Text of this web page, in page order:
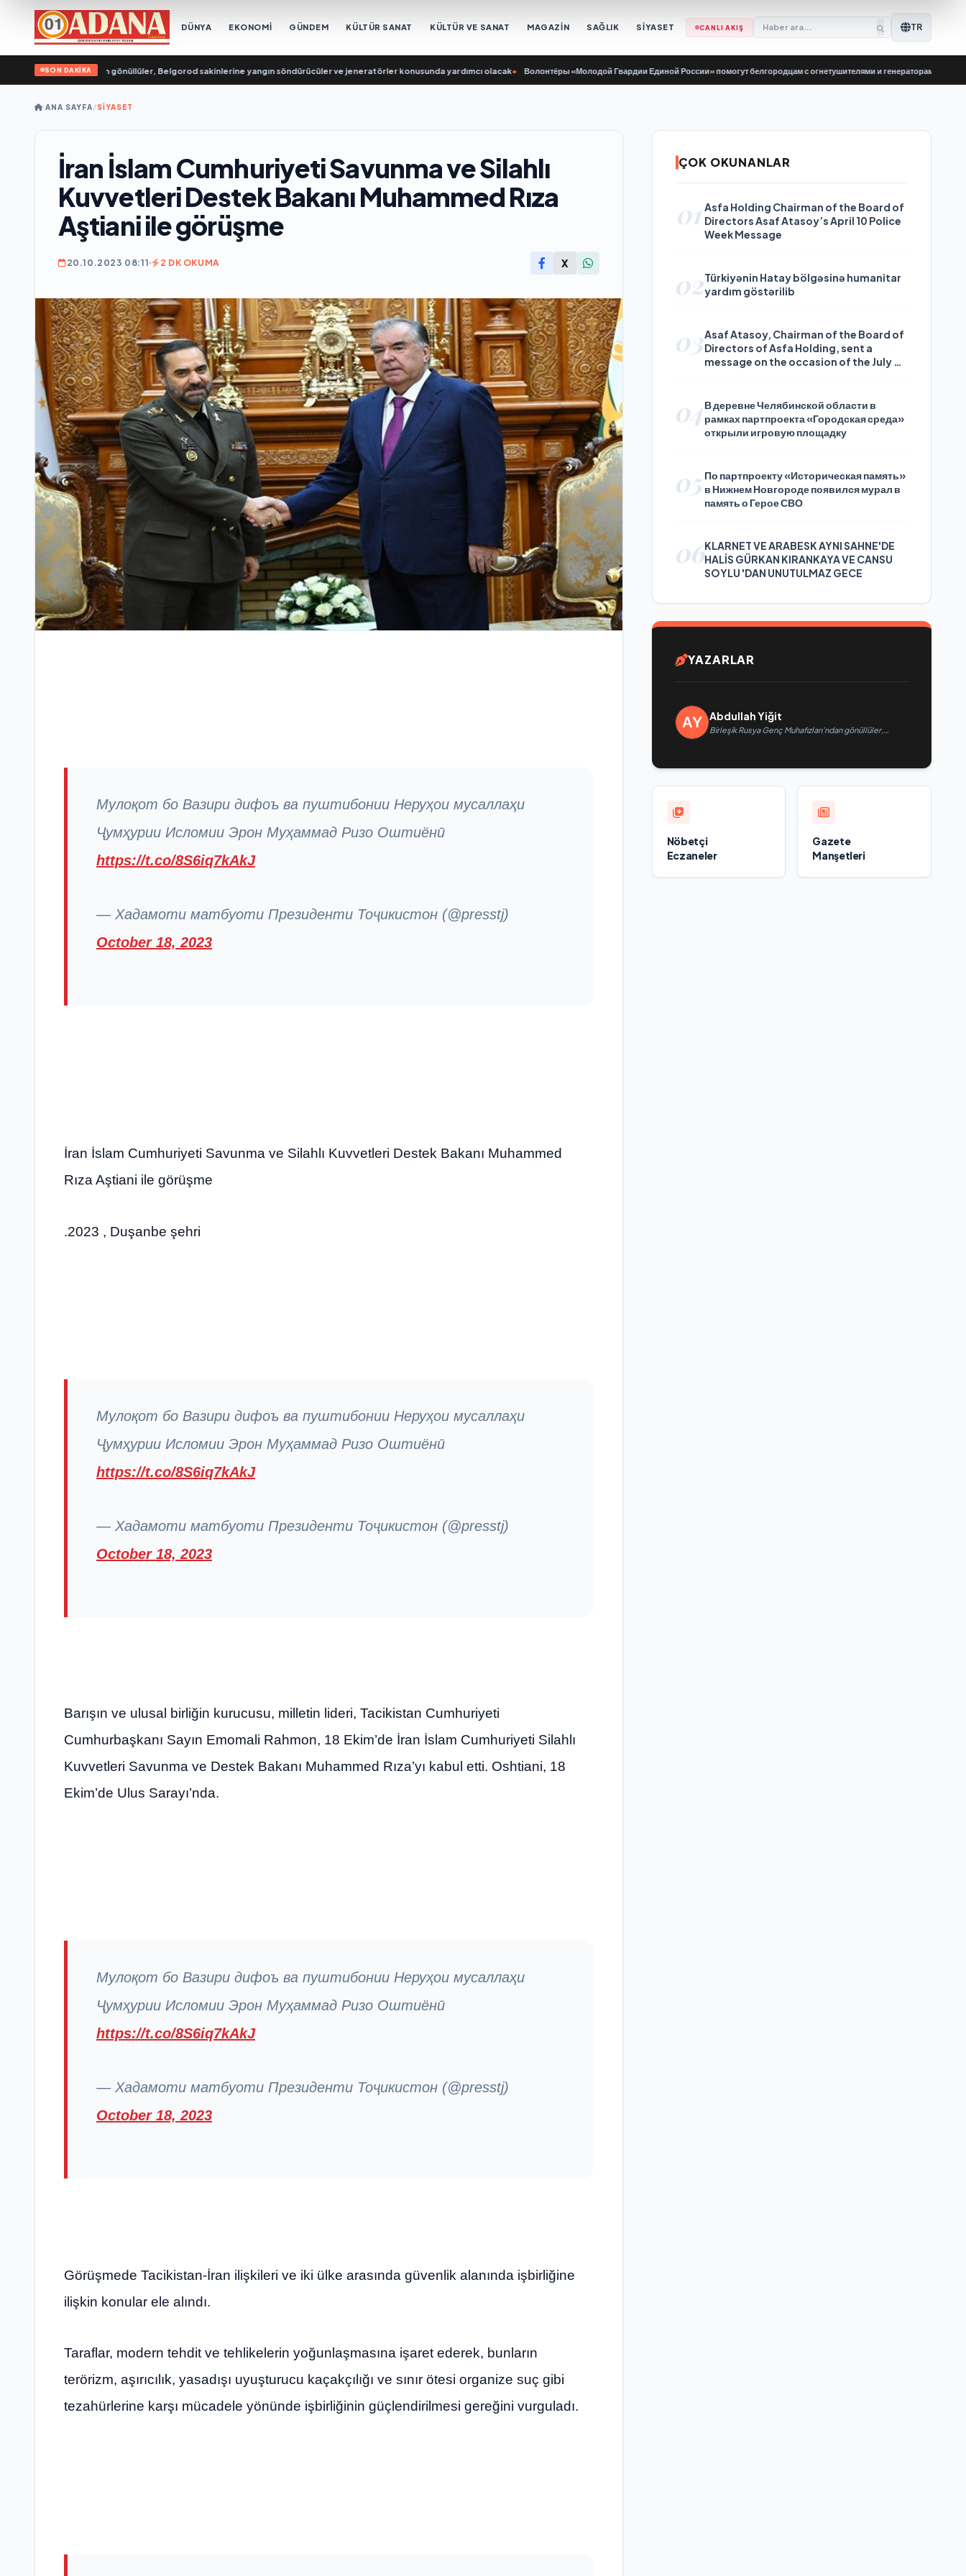
DÜNYA EKONOMİ GÜNDEM KÜLTÜR SANAT KÜLTÜR VE SANAT MAGAZİN SAĞLIK SİYASET CANLI AKIŞ TR
SON DAKİKA
Muhafızları’ndan gönüllüler, Belgorod sakinlerine yangın söndürücüler ve jeneratörler konusunda yardımcı olacak• Волонтёры «Молодой Гвардии Единой России» помогут белгородцам с огнетушителями и генераторами• Evgeny
ANA SAYFA/SİYASET
İran İslam Cumhuriyeti Savunma ve Silahlı
Kuvvetleri Destek Bakanı Muhammed Rıza
Aştiani ile görüşme
20.10.2023 08:11 2 DK OKUMA X
Мулоқот бо Вазири дифоъ ва пуштибонии Неруҳои мусаллаҳи
Ҷумҳурии Исломии Эрон Муҳаммад Ризо Оштиёнӣ
https://t.co/8S6iq7kAkJ
— Хадамоти матбуоти Президенти Тоҷикистон (@presstj)
October 18, 2023
İran İslam Cumhuriyeti Savunma ve Silahlı Kuvvetleri Destek Bakanı Muhammed
Rıza Aştiani ile görüşme
.2023 , Duşanbe şehri
Мулоқот бо Вазири дифоъ ва пуштибонии Неруҳои мусаллаҳи
Ҷумҳурии Исломии Эрон Муҳаммад Ризо Оштиёнӣ
https://t.co/8S6iq7kAkJ
— Хадамоти матбуоти Президенти Тоҷикистон (@presstj)
October 18, 2023
Barışın ve ulusal birliğin kurucusu, milletin lideri, Tacikistan Cumhuriyeti
Cumhurbaşkanı Sayın Emomali Rahmon, 18 Ekim’de İran İslam Cumhuriyeti Silahlı
Kuvvetleri Savunma ve Destek Bakanı Muhammed Rıza’yı kabul etti. Oshtiani, 18
Ekim’de Ulus Sarayı’nda.
Мулоқот бо Вазири дифоъ ва пуштибонии Неруҳои мусаллаҳи
Ҷумҳурии Исломии Эрон Муҳаммад Ризо Оштиёнӣ
https://t.co/8S6iq7kAkJ
— Хадамоти матбуоти Президенти Тоҷикистон (@presstj)
October 18, 2023
Görüşmede Tacikistan-İran ilişkileri ve iki ülke arasında güvenlik alanında işbirliğine
ilişkin konular ele alındı.
Taraflar, modern tehdit ve tehlikelerin yoğunlaşmasına işaret ederek, bunların
terörizm, aşırıcılık, yasadışı uyuşturucu kaçakçılığı ve sınır ötesi organize suç gibi
tezahürlerine karşı mücadele yönünde işbirliğinin güçlendirilmesi gereğini vurguladı.
ÇOK OKUNANLAR
01 Asfa Holding Chairman of the Board of
Directors Asaf Atasoy’s April 10 Police
Week Message
02Türkiyənin Hatay bölgəsinə humanitar
yardım göstərilib
03Asaf Atasoy, Chairman of the Board of
Directors of Asfa Holding, sent a
message on the occasion of the July 24
04В деревне Челябинской области в
рамках партпроекта «Городская среда»
открыли игровую площадку
05 По партпроекту «Историческая память»
в Нижнем Новгороде появился мурал в
память о Герое СВО
06KLARNET VE ARABESK AYNI SAHNE'DE
HALİS GÜRKAN KIRANKAYA VE CANSU
SOYLU 'DAN UNUTULMAZ GECE
YAZARLAR
Abdullah Yiğit
Birleşik Rusya Genç Muhafızları’ndan gönüllüler,
Nöbetçi
Eczaneler
Gazete
Manşetleri